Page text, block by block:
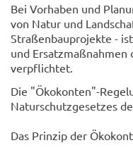
Bei Vorhaben und
von Natur und
Straßenbauprojekte -
und Ersatzmaßnahmen
verpflichtet.
Die "Ökokonten"-
Naturschutzgesetzes
Das Prinzip der